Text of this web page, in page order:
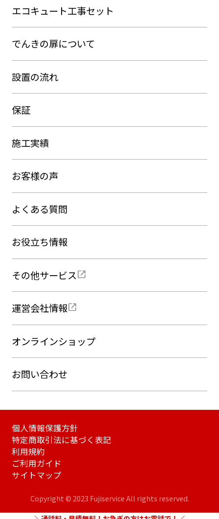
エコキュート工事セット
でんきの扉について
設置の流れ
保証
施工実績
お客様の声
よくある質問
お役立ち情報
その他サービス
運営会社情報
オンラインショップ
お問い合わせ
個人情報保護方針
特定商取引法に基づく表記
利用規約
ご利用ガイド
サイトマップ
Copyright © 2023 Fujiservice All rights reserved.